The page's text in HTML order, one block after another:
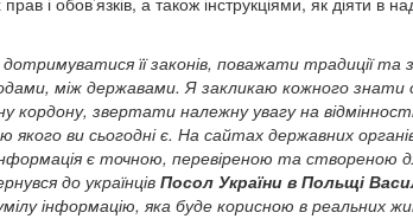
її законів, поважати традиції та
між державами.Я закликаю кожного знати
кордону, звертати належну увагу на
ви сьогодні є. На сайтах державних
є точною, перевіреною та створеною
до українцівПосол України в Польщі
інформацію, яка буде корисною в реальних